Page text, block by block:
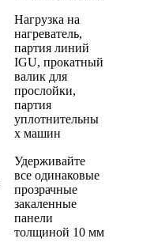
Нагрузка на
нагреватель,
партия линий
IGU, прокатный
валик для
прослойки,
партия
уплотнительны
х машин
Удерживайте
все одинаковые
прозрачные
закаленные
панели
толщиной 10 мм